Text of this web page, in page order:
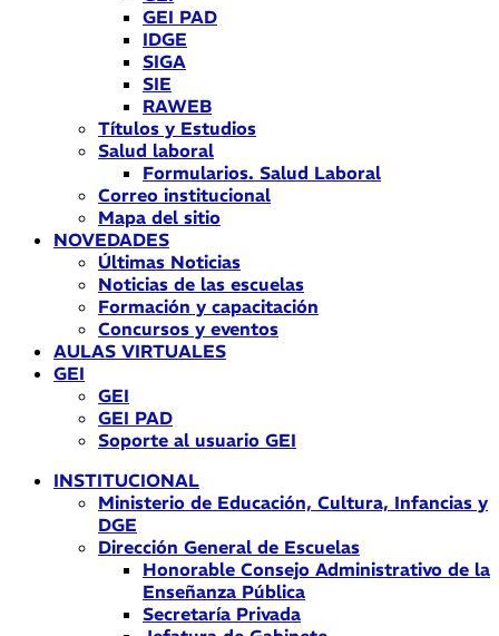
GEI PAD
IDGE
SIGA
SIE
RAWEB
Títulos y Estudios
Salud laboral
Formularios. Salud Laboral
Correo institucional
Mapa del sitio
NOVEDADES
Últimas Noticias
Noticias de las escuelas
Formación y capacitación
Concursos y eventos
AULAS VIRTUALES
GEI
GEI
GEI PAD
Soporte al usuario GEI
INSTITUCIONAL
Ministerio de Educación, Cultura, Infancias y
DGE
Dirección General de Escuelas
Honorable Consejo Administrativo de la
Enseñanza Pública
Secretaría Privada